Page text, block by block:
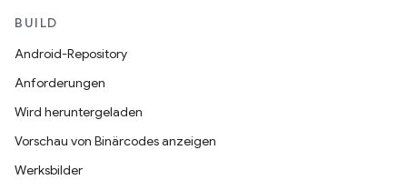
BUILD
Android-Repository
Anforderungen
Wird heruntergeladen
Vorschau von Binärcodes anzeigen
Werksbilder